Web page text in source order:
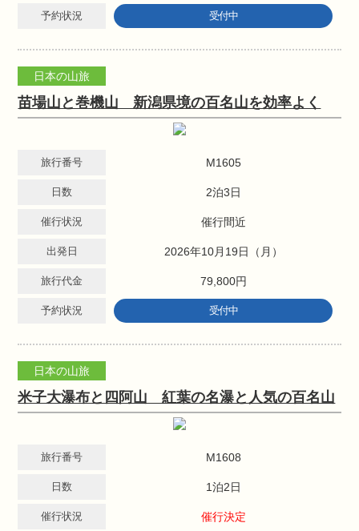
予約状況 受付中
日本の山旅
苗場山と巻機山 新潟県境の百名山を効率よく
旅行番号 M1605
日数 2泊3日
催行状況 催行間近
出発日 2026年10月19日（月）
旅行代金 79,800円
予約状況 受付中
日本の山旅
米子大瀑布と四阿山 紅葉の名瀑と人気の百名山
旅行番号 M1608
日数 1泊2日
催行状況 催行決定